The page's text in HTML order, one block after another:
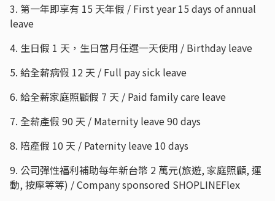
3. 第一年即享有 15 天年假 / First year 15 days of annual
leave
4. 生日假 1 天，生日當月任選一天使用 / Birthday leave
5. 給全薪病假 12 天 / Full pay sick leave
6. 給全薪家庭照顧假 7 天 / Paid family care leave
7. 全薪產假 90 天 / Maternity leave 90 days
8. 陪產假 10 天 / Paternity leave 10 days
9. 公司彈性福利補助每年新台幣 2 萬元(旅遊, 家庭照顧, 運
動, 按摩等等) / Company sponsored SHOPLINEFlex